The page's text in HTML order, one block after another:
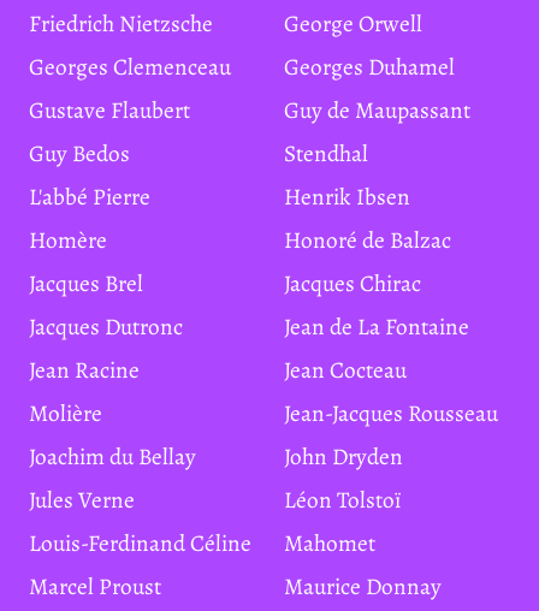
Friedrich Nietzsche
George Orwell
Georges Clemenceau
Georges Duhamel
Gustave Flaubert
Guy de Maupassant
Guy Bedos
Stendhal
L'abbé Pierre
Henrik Ibsen
Homère
Honoré de Balzac
Jacques Brel
Jacques Chirac
Jacques Dutronc
Jean de La Fontaine
Jean Racine
Jean Cocteau
Molière
Jean-Jacques Rousseau
Joachim du Bellay
John Dryden
Jules Verne
Léon Tolstoï
Louis-Ferdinand Céline
Mahomet
Marcel Proust
Maurice Donnay